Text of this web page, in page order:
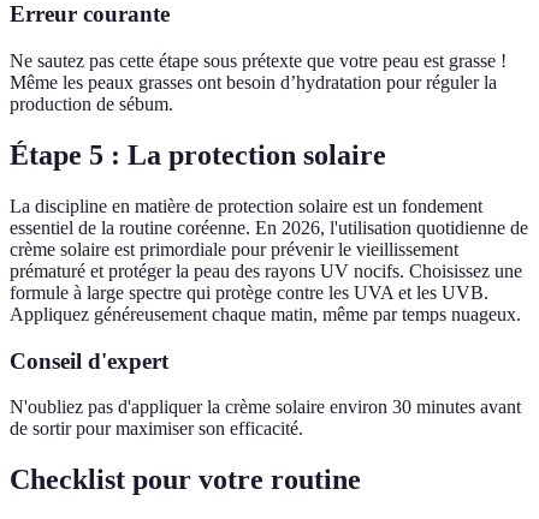
Erreur courante
Ne sautez pas cette étape sous prétexte que votre peau est grasse !
Même les peaux grasses ont besoin d’hydratation pour réguler la
production de sébum.
Étape 5 : La protection solaire
La discipline en matière de protection solaire est un fondement
essentiel de la routine coréenne. En 2026, l'utilisation quotidienne de
crème solaire est primordiale pour prévenir le vieillissement
prématuré et protéger la peau des rayons UV nocifs. Choisissez une
formule à large spectre qui protège contre les UVA et les UVB.
Appliquez généreusement chaque matin, même par temps nuageux.
Conseil d'expert
N'oubliez pas d'appliquer la crème solaire environ 30 minutes avant
de sortir pour maximiser son efficacité.
Checklist pour votre routine